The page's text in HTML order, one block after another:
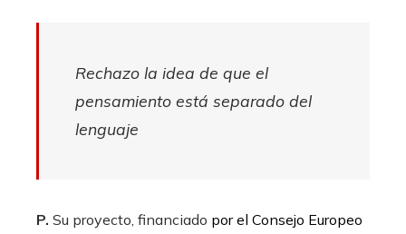
Rechazo la idea de que el
pensamiento está separado del
lenguaje
P. Su proyecto, financiado por el Consejo Europeo